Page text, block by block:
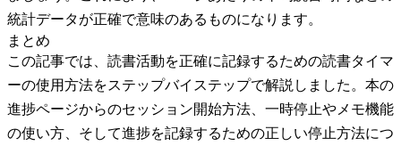
統計データが正確で意味のあるものになります。
まとめ
この記事では、読書活動を正確に記録するための読書タイマ
ーの使用方法をステップバイステップで解説しました。本の
進捗ページからのセッション開始方法、一時停止やメモ機能
の使い方、そして進捗を記録するための正しい停止方法につ